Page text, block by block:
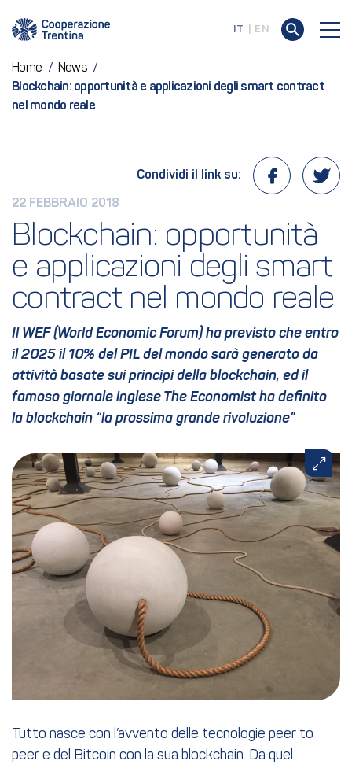
IT EN
Home / News /
Blockchain: opportunità e applicazioni degli smart contract
nel mondo reale
22 FEBBRAIO 2018
Condividi il link su:
Blockchain: opportunità
e applicazioni degli smart
contract nel mondo reale
Il WEF (World Economic Forum) ha previsto che entro
il 2025 il 10% del PIL del mondo sarà generato da
attività basate sui principi della blockchain, ed il
famoso giornale inglese The Economist ha definito
la blockchain “la prossima grande rivoluzione”
Tutto nasce con l’avvento delle tecnologie peer to
peer e del Bitcoin con la sua blockchain. Da quel